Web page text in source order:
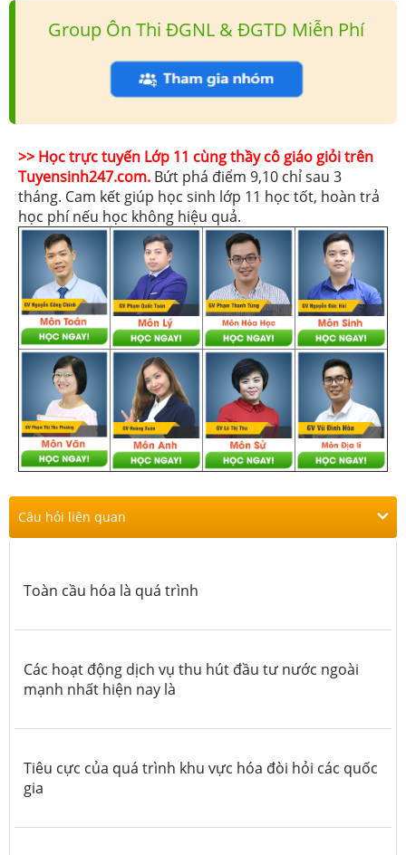
Group Ôn Thi ĐGNL & ĐGTD Miễn Phí
>> Học trực tuyến Lớp 11 cùng thầy cô giáo giỏi trên
Tuyensinh247.com. Bứt phá điểm 9,10 chỉ sau 3
tháng. Cam kết giúp học sinh lớp 11 học tốt, hoàn trả
học phí nếu học không hiệu quả.
Câu hỏi liên quan
Toàn cầu hóa là quá trình
Các hoạt động dịch vụ thu hút đầu tư nước ngoài
mạnh nhất hiện nay là
Tiêu cực của quá trình khu vực hóa đòi hỏi các quốc
gia